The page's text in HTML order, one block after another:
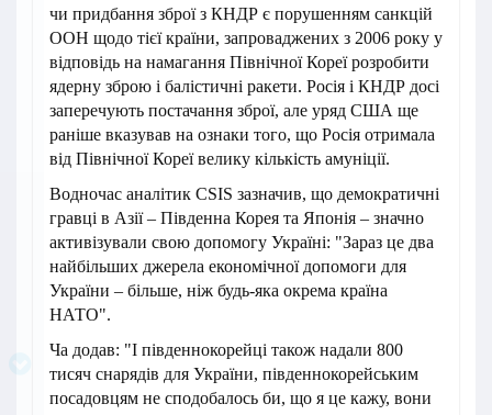
чи придбання зброї з КНДР є порушенням санкцій
ООН щодо тієї країни, запроваджених з 2006 року у
відповідь на намагання Північної Кореї розробити
ядерну зброю і балістичні ракети. Росія і КНДР досі
заперечують постачання зброї, але уряд США ще
раніше вказував на ознаки того, що Росія отримала
від Північної Кореї велику кількість амуніції.
Водночас аналітик CSIS зазначив, що демократичні
гравці в Азії – Південна Корея та Японія – значно
активізували свою допомогу Україні: "Зараз це два
найбільших джерела економічної допомоги для
України – більше, ніж будь-яка окрема країна
НАТО".
Ча додав: "І південнокорейці також надали 800
тисяч снарядів для України, південнокорейським
посадовцям не сподобалось би, що я це кажу, вони